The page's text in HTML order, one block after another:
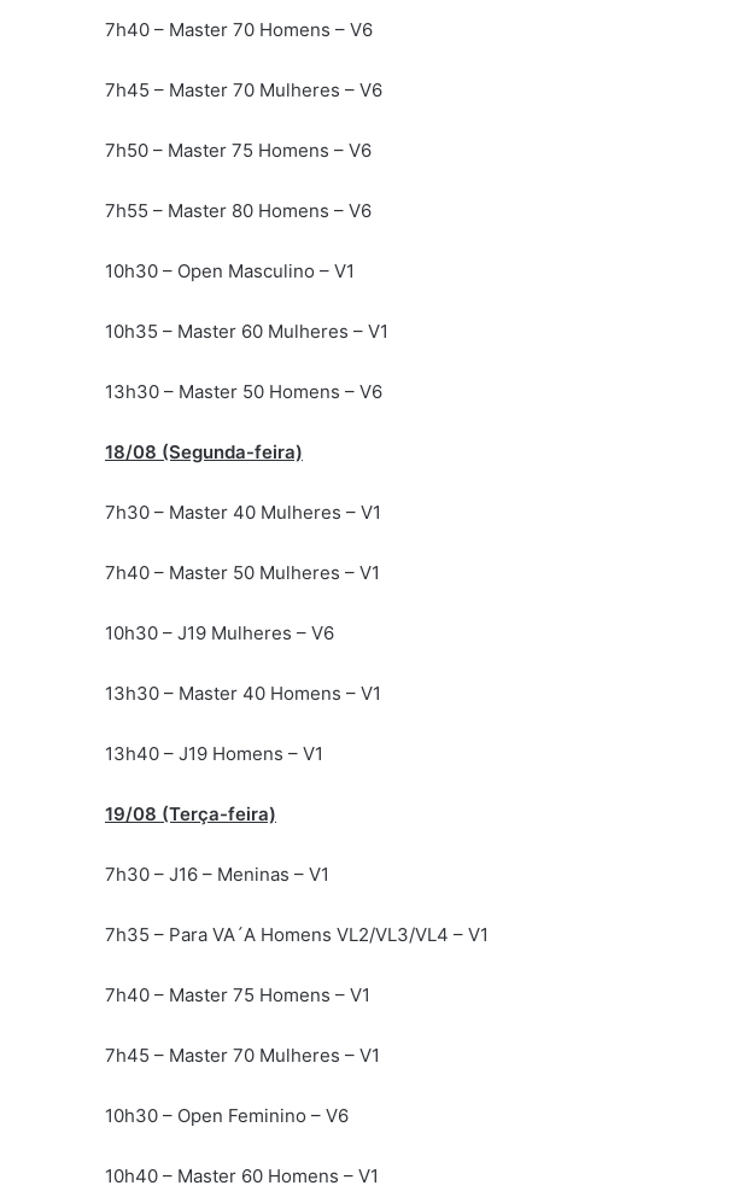
7h40 – Master 70 Homens – V6
7h45 – Master 70 Mulheres – V6
7h50 – Master 75 Homens – V6
7h55 – Master 80 Homens – V6
10h30 – Open Masculino – V1
10h35 – Master 60 Mulheres – V1
13h30 – Master 50 Homens – V6
18/08 (Segunda-feira)
7h30 – Master 40 Mulheres – V1
7h40 – Master 50 Mulheres – V1
10h30 – J19 Mulheres – V6
13h30 – Master 40 Homens – V1
13h40 – J19 Homens – V1
19/08 (Terça-feira)
7h30 – J16 – Meninas – V1
7h35 – Para VA´A Homens VL2/VL3/VL4 – V1
7h40 – Master 75 Homens – V1
7h45 – Master 70 Mulheres – V1
10h30 – Open Feminino – V6
10h40 – Master 60 Homens – V1